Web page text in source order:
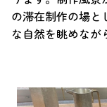
の滞在制作の場と
な自然を眺めなが